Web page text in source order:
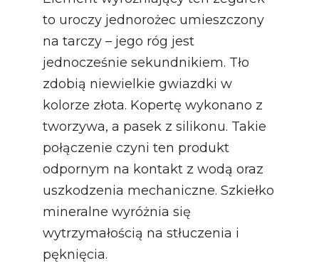
to uroczy jednorożec umieszczony
na tarczy – jego róg jest
jednocześnie sekundnikiem. Tło
zdobią niewielkie gwiazdki w
kolorze złota. Kopertę wykonano z
tworzywa, a pasek z silikonu. Takie
połączenie czyni ten produkt
odpornym na kontakt z wodą oraz
uszkodzenia mechaniczne. Szkiełko
mineralne wyróżnia się
wytrzymałością na stłuczenia i
pęknięcia.